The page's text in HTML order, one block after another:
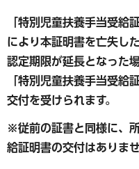
「特別児童扶養手当受給
により本証明書を亡失し
認定期限が延長となった
「特別児童扶養手当受給
交付を受けられます。
※従前の証書と同様に、
給証明書の交付はありませ